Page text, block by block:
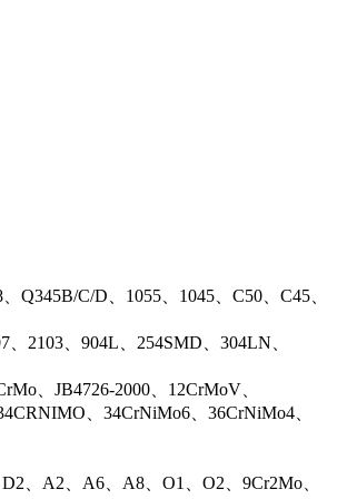
Q345B/C/D、1055、1045、C50、C45、
2103、904L、254SMD、304LN、
、JB4726-2000、12CrMoV、
、34CrNiMo6、36CrNiMo4、
、A2、A6、A8、O1、O2、9Cr2Mo、